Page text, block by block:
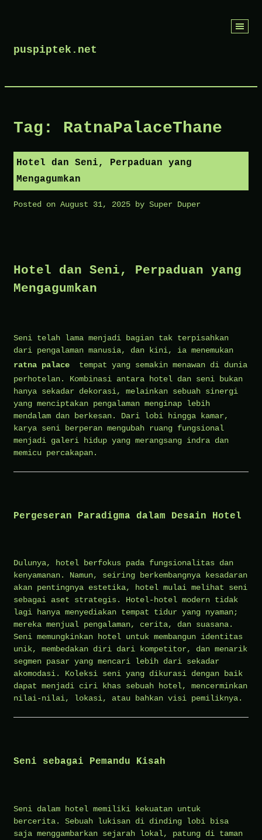
puspiptek.net
Tag: RatnaPalaceThane
Hotel dan Seni, Perpaduan yang
Mengagumkan
Posted on August 31, 2025 by Super Duper
Hotel dan Seni, Perpaduan yang
Mengagumkan
Seni telah lama menjadi bagian tak terpisahkan
dari pengalaman manusia, dan kini, ia menemukan
ratna palace tempat yang semakin menawan di dunia
perhotelan. Kombinasi antara hotel dan seni bukan
hanya sekadar dekorasi, melainkan sebuah sinergi
yang menciptakan pengalaman menginap lebih
mendalam dan berkesan. Dari lobi hingga kamar,
karya seni berperan mengubah ruang fungsional
menjadi galeri hidup yang merangsang indra dan
memicu percakapan.
Pergeseran Paradigma dalam Desain Hotel
Dulunya, hotel berfokus pada fungsionalitas dan
kenyamanan. Namun, seiring berkembangnya kesadaran
akan pentingnya estetika, hotel mulai melihat seni
sebagai aset strategis. Hotel-hotel modern tidak
lagi hanya menyediakan tempat tidur yang nyaman;
mereka menjual pengalaman, cerita, dan suasana.
Seni memungkinkan hotel untuk membangun identitas
unik, membedakan diri dari kompetitor, dan menarik
segmen pasar yang mencari lebih dari sekadar
akomodasi. Koleksi seni yang dikurasi dengan baik
dapat menjadi ciri khas sebuah hotel, mencerminkan
nilai-nilai, lokasi, atau bahkan visi pemiliknya.
Seni sebagai Pemandu Kisah
Seni dalam hotel memiliki kekuatan untuk
bercerita. Sebuah lukisan di dinding lobi bisa
saja menggambarkan sejarah lokal, patung di taman